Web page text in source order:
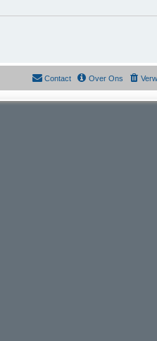
Over Ons
Contact